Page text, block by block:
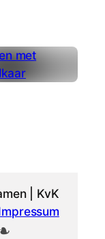
| KvK